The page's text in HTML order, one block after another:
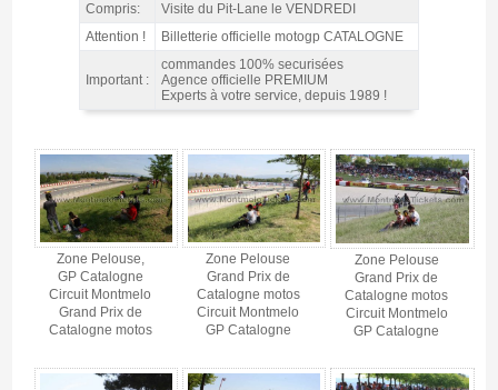
Compris:
Visite du Pit-Lane le VENDREDI
Attention !
Billetterie officielle motogp CATALOGNE
Important :
commandes 100% securisées
Agence officielle PREMIUM
Experts à votre service, depuis 1989 !
Zone Pelouse,
GP Catalogne
Circuit Montmelo
Grand Prix de
Catalogne motos
Zone Pelouse
Grand Prix de
Catalogne motos
Circuit Montmelo
GP Catalogne
Zone Pelouse
Grand Prix de
Catalogne motos
Circuit Montmelo
GP Catalogne